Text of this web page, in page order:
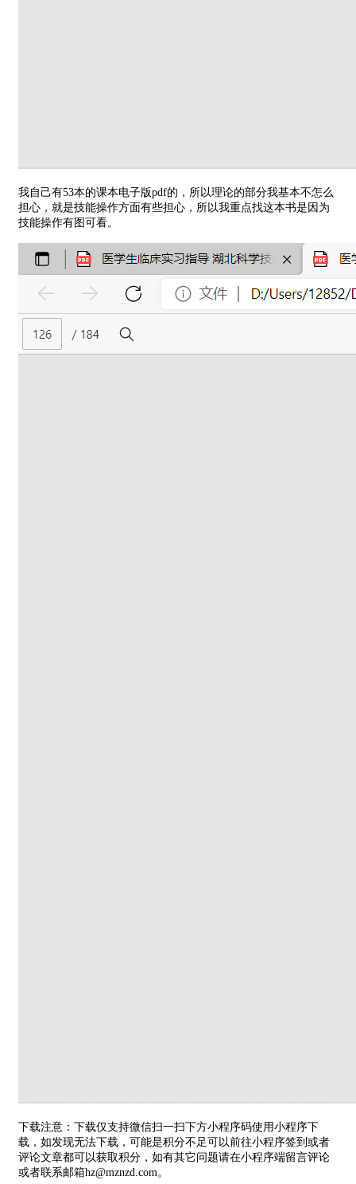
我自己有53本的课本电子版pdf的，所以理论的部分我基本不怎么
担心，就是技能操作方面有些担心，所以我重点找这本书是因为
技能操作有图可看。
下载注意：下载仅支持微信扫一扫下方小程序码使用小程序下
载，如发现无法下载，可能是积分不足可以前往小程序签到或者
评论文章都可以获取积分，如有其它问题请在小程序端留言评论
或者联系邮箱hz@mznzd.com。